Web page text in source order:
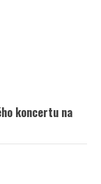
koncertu na